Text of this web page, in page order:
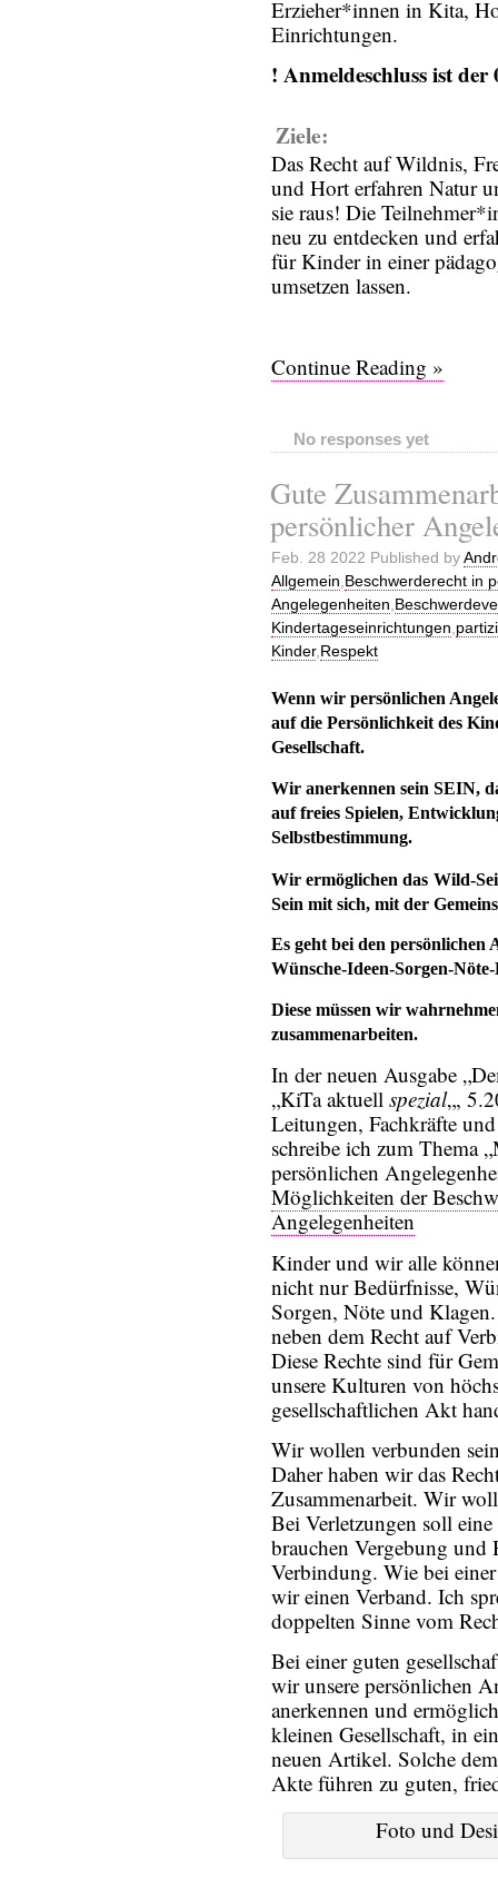
Erzieher*innen in Kita,
Einrichtungen.
! Anmeldeschluss ist der
Ziele:
Das Recht auf Wildnis,
und Hort erfahren Natur
sie raus! Die
neu zu entdecken und
für Kinder in einer
umsetzen lassen.
Continue Reading »
No responses yet
Gute
persönlicher
Feb. 28 2022 Published by
Allgemein,Beschwerderecht in
Angelegenheiten,
Kindertageseinrichtungen,
Kinder,Respekt
Wenn wirpersönlichen
auf die Persönlichkeit des
Gesellschaft.
Wir anerkennen sein SEIN,
auf freies Spielen,
Selbstbestimmung.
Wir ermöglichen das Wild-
Sein mit sich, mit der
Es gehtbei den persönlichen
Wünsche-Ideen-Sorgen-
Diese müssen wir
zusammenarbeiten.
In der neuen Ausgabe
„KiTa aktuell spezial„,
Leitungen, Fachkräfte
schreibe ich zum Thema
persönlichen
Möglichkeiten der
Angelegenheiten
Kinder und wir alle
nicht nur Bedürfnisse,
Sorgen, Nöte und
neben dem Recht auf
Diese Rechte sind für
unsere Kulturen von
gesellschaftlichen Akt
Wir wollen verbunden
Daher haben wir das
Zusammenarbeit. Wir
Bei Verletzungen soll
brauchen Vergebung
Verbindung. Wie bei
wir einen Verband. Ich
doppelten Sinne vom
Bei einer guten
wir unsere persönlichen
anerkennen und
kleinen Gesellschaft, in
neuen Artikel. Solche
Akte führen zu guten,
Foto und